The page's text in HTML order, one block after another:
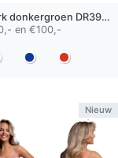
donkergroen DR3981
en €100,-
Nieuw